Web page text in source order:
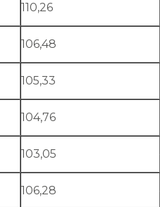
110,26
106,48
105,33
104,76
103,05
106,28